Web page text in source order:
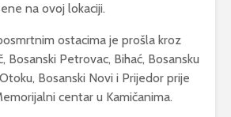
na ovoj lokaciji.
ostacima je prošla kroz
Bosanski Petrovac, Bihać, Bosansku
Bosanski Novi i Prijedor prije
centar u Kamičanima.